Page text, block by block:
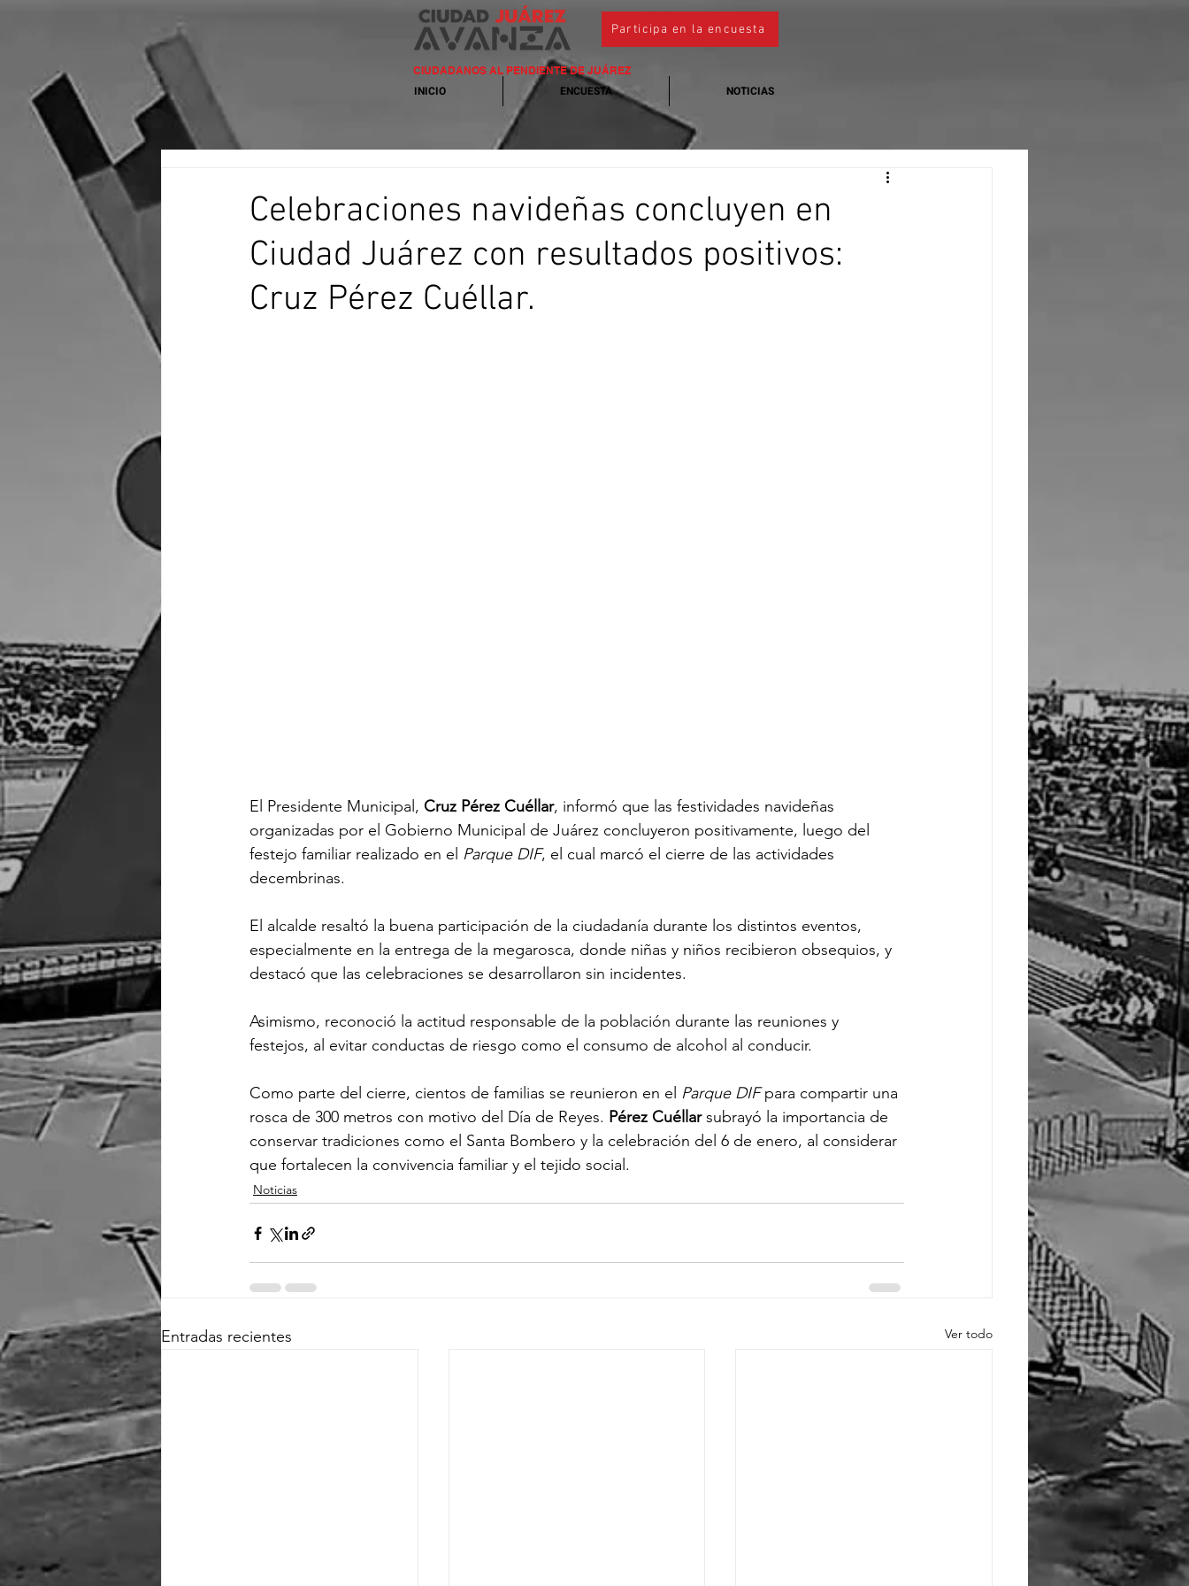
Participa en la encuesta
CIUDADANOS AL PENDIENTE DE JUÁREZ
INICIO ENCUESTA NOTICIAS
Celebraciones navideñas concluyen en
Ciudad Juárez con resultados positivos:
Cruz Pérez Cuéllar.
El Presidente Municipal, Cruz Pérez Cuéllar, informó que las festividades navideñas
organizadas por el Gobierno Municipal de Juárez concluyeron positivamente, luego del
festejo familiar realizado en el Parque DIF, el cual marcó el cierre de las actividades
decembrinas.
El alcalde resaltó la buena participación de la ciudadanía durante los distintos eventos,
especialmente en la entrega de la megarosca, donde niñas y niños recibieron obsequios, y
destacó que las celebraciones se desarrollaron sin incidentes.
Asimismo, reconoció la actitud responsable de la población durante las reuniones y
festejos, al evitar conductas de riesgo como el consumo de alcohol al conducir.
Como parte del cierre, cientos de familias se reunieron en el Parque DIF para compartir una
rosca de 300 metros con motivo del Día de Reyes. Pérez Cuéllar subrayó la importancia de
conservar tradiciones como el Santa Bombero y la celebración del 6 de enero, al considerar
que fortalecen la convivencia familiar y el tejido social.
Noticias
Entradas recientes Ver todo